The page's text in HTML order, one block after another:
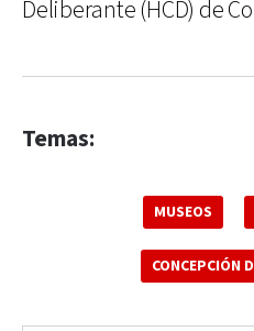
Deliberante (HCD) de
Temas:
MUSEOS
CONCEPCIÓN